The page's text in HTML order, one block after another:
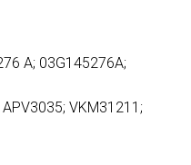
A; 03G145276A;
VKM31211;